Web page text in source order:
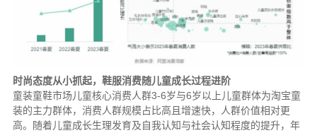
时尚态度从小抓起，鞋服消费随儿童成长过程进阶
童装童鞋市场儿童核心消费人群3-6岁与6岁以上儿童群体为淘宝童
装的主力群体，消费人群规模占比高且增速快，人群价值相对更
高。随着儿童成长生理发育及自我认知与社会认知程度的提升，年